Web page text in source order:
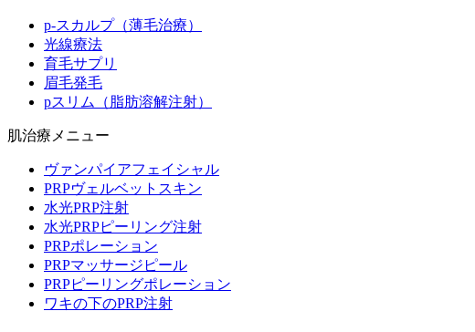
p-スカルプ（薄毛治療）
光線療法
育毛サプリ
眉毛発毛
pスリム（脂肪溶解注射）
肌治療メニュー
ヴァンパイアフェイシャル
PRPヴェルベットスキン
水光PRP注射
水光PRPピーリング注射
PRPポレーション
PRPマッサージピール
PRPピーリングポレーション
ワキの下のPRP注射